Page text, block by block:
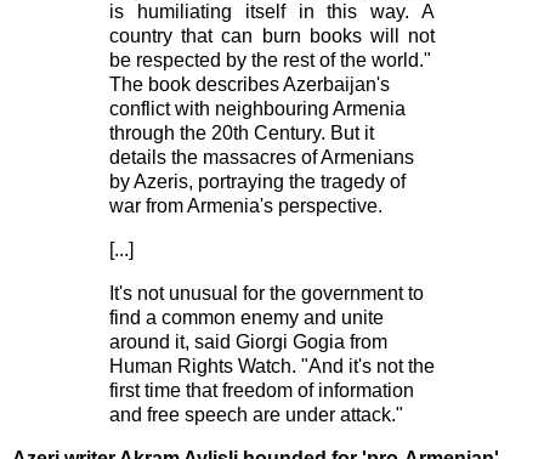
is humiliating itself in this way. A
country that can burn books will not
be respected by the rest of the world."
The book describes Azerbaijan's
conflict with neighbouring Armenia
through the 20th Century. But it
details the massacres of Armenians
by Azeris, portraying the tragedy of
war from Armenia's perspective.
[...]
It's not unusual for the government to
find a common enemy and unite
around it, said Giorgi Gogia from
Human Rights Watch. "And it's not the
first time that freedom of information
and free speech are under attack."